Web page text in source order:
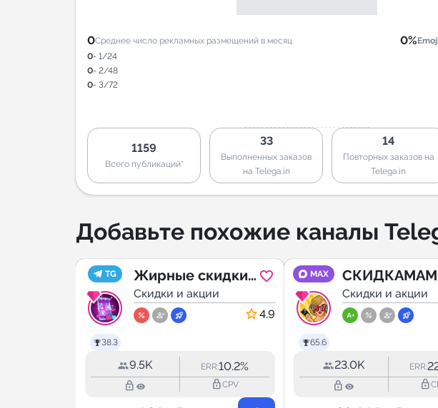
0Среднее число рекламных размещений в месяц
0- 1/24
0- 2/48
0- 3/72
0%
1159
Всего публикаций*
33
Выполненных заказов
на Telega.in
14
Повторных заказов на
Telega.in
Добавьте похожие каналы
TG
38.3
Жирные скидки
🔥 скидки
Wildberries,
промокоды
Скидки и акции
4.9
9.5K ERR:10.2%
lock_outline lock_outlineCPV
MAX
65.6
СКИДКАМАМ
СЛИВАЕМ
товары за
Скидки и акции
23.0K ERR:
lock_outline lock_outline